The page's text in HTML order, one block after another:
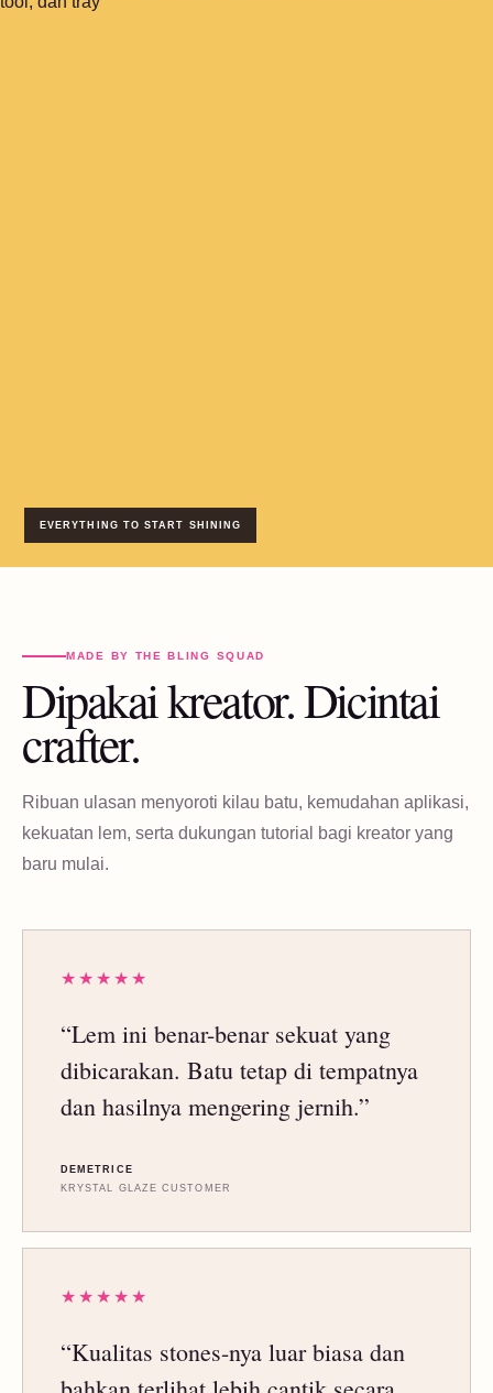
EVERYTHING TO START SHINING
MADE BY THE BLING SQUAD
Dipakai kreator. Dicintai
crafter.
Ribuan ulasan menyoroti kilau batu, kemudahan aplikasi,
kekuatan lem, serta dukungan tutorial bagi kreator yang
baru mulai.
★★★★★
“Lem ini benar-benar sekuat yang
dibicarakan. Batu tetap di tempatnya
dan hasilnya mengering jernih.”
DEMETRICE
KRYSTAL GLAZE CUSTOMER
★★★★★
“Kualitas stones-nya luar biasa dan